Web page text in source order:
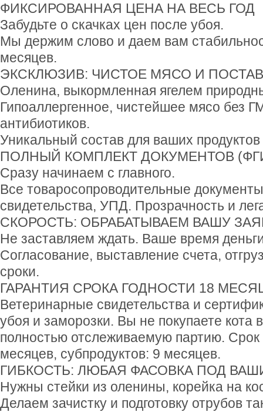
ФИКСИРОВАННАЯ ЦЕНА НА ВЕСЬ ГОД
Забудьте о скачках цен после убоя.
Мы держим слово и даем вам
месяцев.
ЭКСКЛЮЗИВ: ЧИСТОЕ МЯСО И
Оленина, выкормленная ягелем
Гипоаллергенное, чистейшее мясо без
антибиотиков.
Уникальный состав для ваших
ПОЛНЫЙ КОМПЛЕКТ ДОКУМЕНТОВ
Сразу начинаем с главного.
Все товаросопроводительные
свидетельства, УПД. Прозрачность и
СКОРОСТЬ: ОБРАБАТЫВАЕМ ВАШУ
Не заставляем ждать. Ваше время
Согласование, выставление счета,
сроки.
ГАРАНТИЯ СРОКА ГОДНОСТИ 18
Ветеринарные свидетельства и
убоя и заморозки. Вы не покупаете кота
полностью отслеживаемую партию. Срок
месяцев, субпродуктов: 9 месяцев.
ГИБКОСТЬ: ЛЮБАЯ ФАСОВКА ПОД
Нужны стейки из оленины, корейка на
Делаем зачистку и подготовку отрубов